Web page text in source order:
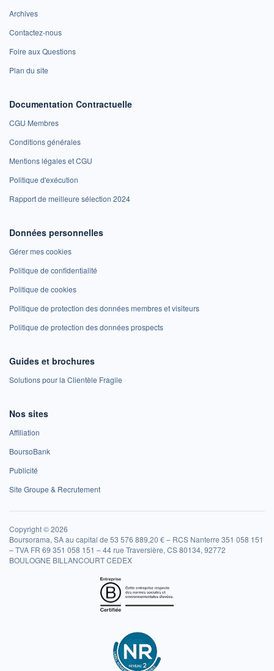
Archives
Contactez-nous
Foire aux Questions
Plan du site
Documentation Contractuelle
CGU Membres
Conditions générales
Mentions légales et CGU
Politique d'exécution
Rapport de meilleure sélection 2024
Données personnelles
Gérer mes cookies
Politique de confidentialité
Politique de cookies
Politique de protection des données membres et visiteurs
Politique de protection des données prospects
Guides et brochures
Solutions pour la Clientèle Fragile
Nos sites
Affiliation
BoursoBank
Publicité
Site Groupe & Recrutement
Copyright © 2026
Boursorama, SA au capital de 53 576 889,20 € – RCS Nanterre 351 058 151
– TVA FR 69 351 058 151 – 44 rue Traversière, CS 80134, 92772
BOULOGNE BILLANCOURT CEDEX